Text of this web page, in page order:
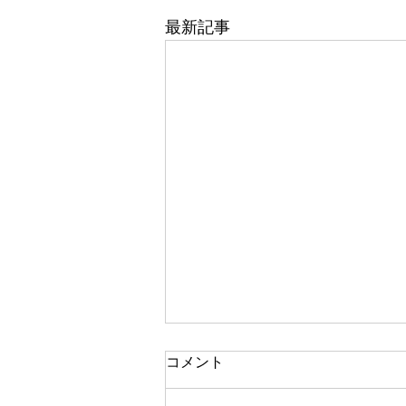
最新記事
東武百貨店 船橋店 1階 5番
コメント